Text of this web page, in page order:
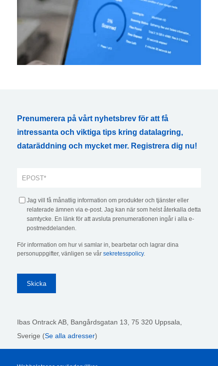
Prenumerera på vårt nyhetsbrev för att få
intressanta och viktiga tips kring datalagring,
dataräddning och mycket mer. Registrera dig nu!
Jag vill få månatlig information om produkter och tjänster eller
relaterade ämnen via e-post. Jag kan när som helst återkalla detta
samtycke. En länk för att avsluta prenumerationen ingår i alla e-
postmeddelanden.
För information om hur vi samlar in, bearbetar och lagrar dina
personuppgifter, vänligen se vår sekretesspolicy.
Ibas Ontrack AB, Bangårdsgatan 13, 75 320 Uppsala,
Sverige (Se alla adresser)